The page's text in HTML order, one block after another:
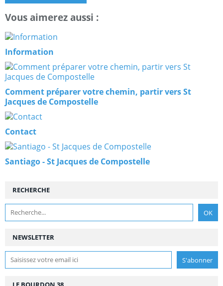
Vous aimerez aussi :
Information
Comment préparer votre chemin, partir vers St
Jacques de Compostelle
Contact
Santiago - St Jacques de Compostelle
NEWSLETTER
RECHERCHE